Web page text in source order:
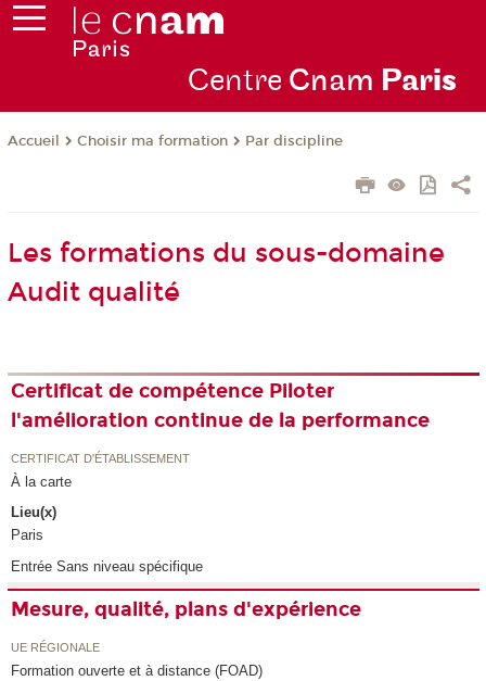
Centre Cnam Paris
Accueil Choisir ma formation Par discipline
Les formations du sous-domaine
Audit qualité
Certificat de compétence Piloter
l'amélioration continue de la performance
CERTIFICAT D'ÉTABLISSEMENT
À la carte
Lieu(x)
Paris
Entrée Sans niveau spécifique
Mesure, qualité, plans d'expérience
UE RÉGIONALE
Formation ouverte et à distance (FOAD)